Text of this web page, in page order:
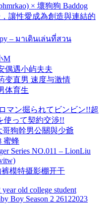
× 壞狗狗 Baddog
讓性愛成為創造與連結的
– มาเดินเล่นที่สวน
M
偶遇小屿夫夫
变直男 速度与激情
体育生
マン掘られてビンビン!!超
使って契約交渉!!
哥狗幹男公關與少爺
蜜蜂
Series NO.011 – LionLiu
裤模特摄影棚开干
old college student
Boy Season 2 26122023